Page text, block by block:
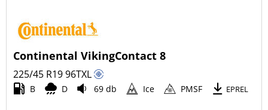
Continental VikingContact 8
225/45 R1996TXL
B D 69 db Ice PMSF EPREL